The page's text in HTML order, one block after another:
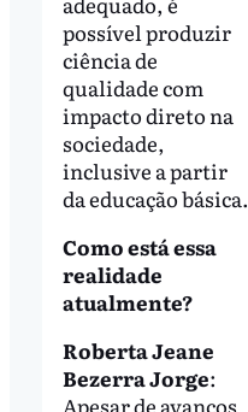
possível produzir
ciência de
qualidade com
impacto direto na
sociedade,
inclusive a partir
da educação básica.
Como está essa
realidade
atualmente?
Roberta Jeane
Bezerra Jorge:
Apesar de avanços